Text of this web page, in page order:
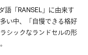
語「RANSEL」に由来す
い中、「自慢できる格好
シックなランドセルの形